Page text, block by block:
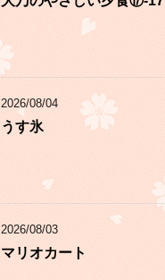
2026/08/04
うす氷
2026/08/03
マリオカート